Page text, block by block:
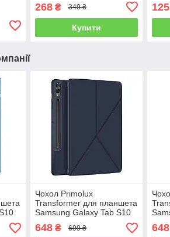
268₴ 349 ₴
Купити
125
SM-
Чохол Primolux
Transformer для планшета
Samsung Galaxy Tab S10
Plus 12.4" (SM-X820 / SM-
X826) - Dark Blue
648₴ 699 ₴ 648